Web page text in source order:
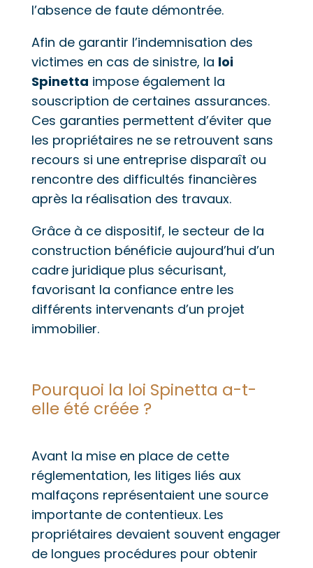
l’absence de faute démontrée.
Afin de garantir l’indemnisation des
victimes en cas de sinistre, la loi
Spinetta impose également la
souscription de certaines assurances.
Ces garanties permettent d’éviter que
les propriétaires ne se retrouvent sans
recours si une entreprise disparaît ou
rencontre des difficultés financières
après la réalisation des travaux.
Grâce à ce dispositif, le secteur de la
construction bénéficie aujourd’hui d’un
cadre juridique plus sécurisant,
favorisant la confiance entre les
différents intervenants d’un projet
immobilier.
Pourquoi la loi Spinetta a-t-
elle été créée ?
Avant la mise en place de cette
réglementation, les litiges liés aux
malfaçons représentaient une source
importante de contentieux. Les
propriétaires devaient souvent engager
de longues procédures pour obtenir